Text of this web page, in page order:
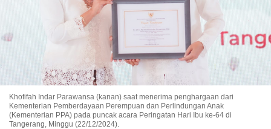
Khofifah Indar Parawansa (kanan) saat menerima penghargaan dari
Kementerian Pemberdayaan Perempuan dan Perlindungan Anak
(Kementerian PPA) pada puncak acara Peringatan Hari Ibu ke-64 di
Tangerang, Minggu (22/12/2024).